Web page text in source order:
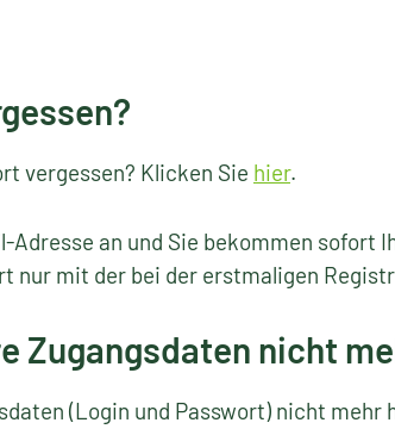
vergessen? Klicken Sie hier.
Adresse an und Sie bekommen sofort
nur mit der bei der erstmaligen
Zugangsdaten nicht
(Login und Passwort) nicht mehr